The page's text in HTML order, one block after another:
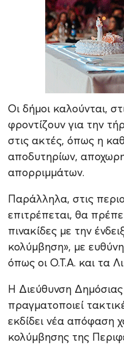
Οι δήμοι καλούνται,
φροντίζουν για την
στις ακτές, όπως η
αποδυτηρίων,
απορριμμάτων.
Παράλληλα, στις
επιτρέπεται, θα
πινακίδες με την
κολύμβηση», με
όπως οι Ο.Τ.Α. και τα
Η Διεύθυνση Δημόσιας
πραγματοποιεί
εκδίδει νέα απόφαση
κολύμβησης της